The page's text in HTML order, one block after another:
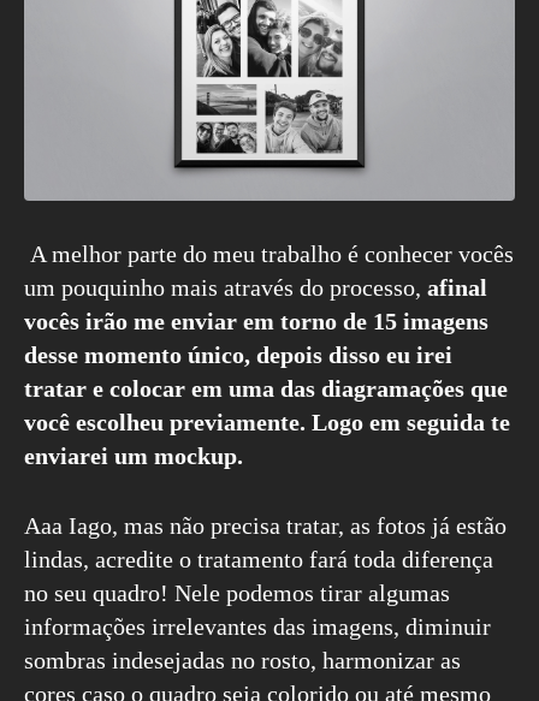
A melhor parte do meu trabalho é conhecer vocês
um pouquinho mais através do processo, afinal
vocês irão me enviar em torno de 15 imagens
desse momento único, depois disso eu irei
tratar e colocar em uma das diagramações que
você escolheu previamente. Logo em seguida te
enviarei um mockup.
Aaa Iago, mas não precisa tratar, as fotos já estão
lindas, acredite o tratamento fará toda diferença
no seu quadro! Nele podemos tirar algumas
informações irrelevantes das imagens, diminuir
sombras indesejadas no rosto, harmonizar as
cores caso o quadro seja colorido ou até mesmo